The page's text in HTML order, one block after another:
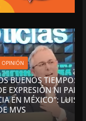
PARA LA
LA
CÁRDENAS; SE